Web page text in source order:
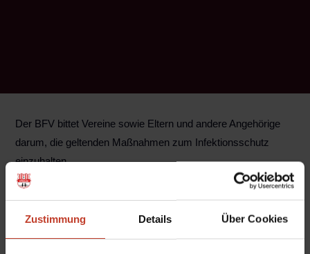
Zustimmung Details Über Cookies
Der BFV bittet Vereine sowie Eltern und andere Angehörige
darum, die geltenden Maßnahmen zum Infektionsschutz
einzuhalten.
Aus aktuellem Anlass weist der Berliner Fußball-Verband
Jahre, der dank einer Ausnahmegenehmigung weiterhin